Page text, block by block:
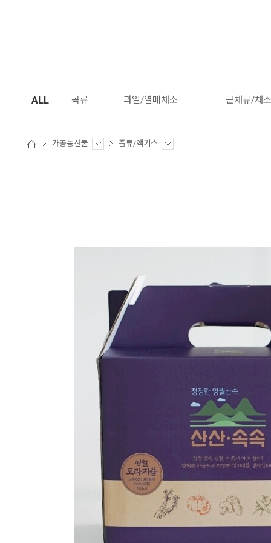
ALL 곡류 과일/열매채소 근채류/채소
가공농산물 즙류/액기스